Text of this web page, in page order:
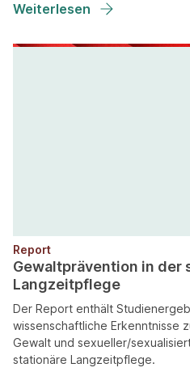
Weiterlesen
Report
Gewaltprävention in der
Langzeitpflege
Der Report enthält
wissenschaftliche Erkenntnisse
Gewalt und sexueller/
stationäre Langzeitpflege.